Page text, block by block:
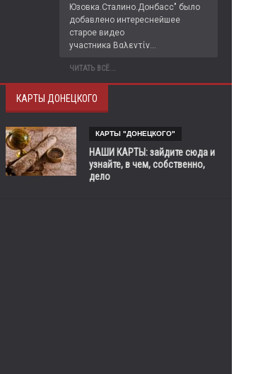
Юзовка.Сталино.Донбасс" было
добавлено интереснейшее
старое видео
участника Βαλεντίν...
ЧИТАТЬ ВСЁ...
КАРТЫ ДОНЕЦКОГО
КАРТЫ "ДОНЕЦКОГО"
НАШИ КАРТЫ: зайдите сюда и
узнайте, в чем, собственно,
дело